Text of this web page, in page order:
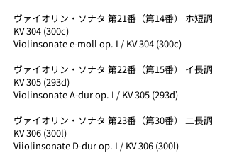
ヴァイオリン・ソナタ 第21番（第14番） ホ短調
KV 304 (300c)
Violinsonate e-moll op. I / KV 304 (300c)
ヴァイオリン・ソナタ 第22番（第15番） イ長調
KV 305 (293d)
Violinsonate A-dur op. I / KV 305 (293d)
ヴァイオリン・ソナタ 第23番（第30番） 二長調
KV 306 (300l)
Viiolinsonate D-dur op. I / KV 306 (300l)